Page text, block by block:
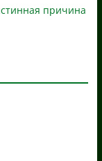
причина